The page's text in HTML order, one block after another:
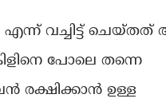
വച്ചിട്ട് ചെയ്തത്
പോലെ തന്നെ
രക്ഷിക്കാൻ ഉള്ള